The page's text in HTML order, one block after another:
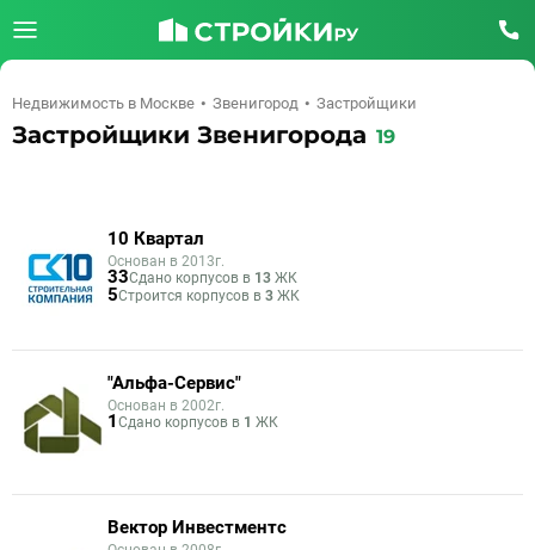
Недвижимость в Москве Звенигород Застройщики
Застройщики Звенигорода 19
10 Квартал
Основан в 2013г.
33Сдано корпусов в 13 ЖК
5Строится корпусов в 3 ЖК
"Альфа-Сервис"
Основан в 2002г.
1 Сдано корпусов в 1 ЖК
Вектор Инвестментс